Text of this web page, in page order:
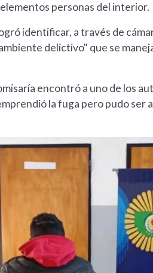
personas del interior.
identificar, a través de
delictivo" que se
encontró a uno de los
la fuga pero pudo